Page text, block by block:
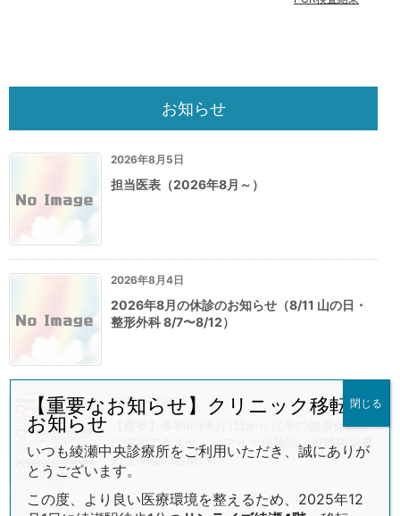
お知らせ
2026年8月5日
担当医表（2026年8月～）
2026年8月4日
2026年8月の休診のお知らせ（8/11 山の日・
整形外科 8/7〜8/12）
2026年7月26日
【重要】令和8年8月1日から従来の健康保険証
は使用できません（マイナ保険証・資格確認書
のご準備のお願い）
【重要なお知らせ】クリニック移転の
お知らせ
いつも綾瀬中央診療所をご利用いただき、誠にありが
とうございます。
この度、より良い医療環境を整えるため、2025年12
閉じる